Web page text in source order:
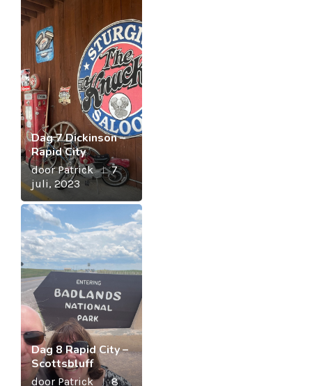
Dag 7 Dickinson –
Rapid City
doorPatrick
7
juli, 2023
Dag 8 Rapid City –
Scottsbluff
door Patrick
8